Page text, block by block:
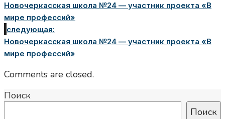
Новочеркасская школа №24 — участник проекта «В
мире профессий»
следующая:
Новочеркасская школа №24 — участник проекта «В
мире профессий»
Comments are closed.
Поиск
Поиск